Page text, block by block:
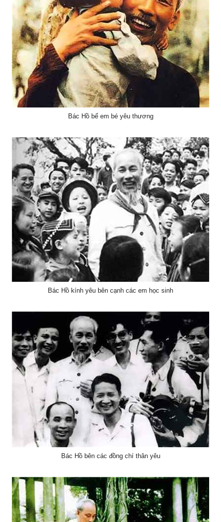
Bác Hồ bế em bé yêu thương
Bác Hồ kính yêu bên cạnh các em học sinh
Bác Hồ bên các đồng chí thân yêu